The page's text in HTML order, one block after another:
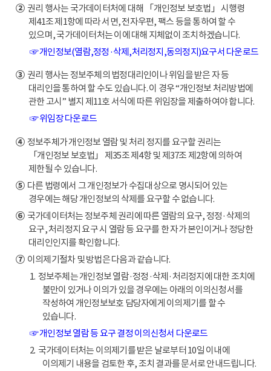
②권리 행사는 국가데이터처에 대해 「개인정보 보호법」 시행령
제41조 제1항에 따라 서면, 전자우편, 팩스 등을 통하여 할 수
있으며, 국가데이터처는 이에 대해 지체없이 조치하겠습니다.
☞ 개인정보(열람,정정·삭제,처리정지,동의정지)요구서 다운로드
③권리 행사는 정보주체의 법정대리인이나 위임을 받은 자 등
대리인을 통하여 할 수도 있습니다. 이 경우 “개인정보 처리방법에
관한 고시” 별지 제11호 서식에 따른 위임장을 제출하여야 합니다.
☞ 위임장 다운로드
④정보주체가 개인정보 열람 및 처리 정지를 요구할 권리는
「개인정보 보호법」 제35조 제4항 및 제37조 제2항에 의하여
제한될 수 있습니다.
⑤다른 법령에서 그 개인정보가 수집대상으로 명시되어 있는
경우에는 해당 개인정보의 삭제를 요구할 수 없습니다.
⑥국가데이터처는 정보주체 권리에 따른 열람의 요구, 정정·삭제의
요구, 처리정지 요구 시 열람 등 요구를 한 자가 본인이거나 정당한
대리인인지를 확인합니다.
⑦이의제기절차 및 방법은 다음과 같습니다.
1. 정보주체는 개인정보 열람·정정·삭제·처리정지에 대한 조치에
불만이 있거나 이의가 있을 경우에는 아래의 이의신청서를
작성하여 개인정보보호 담당자에게 이의제기를 할 수
있습니다.
☞ 개인정보 열람 등 요구 결정 이의신청서 다운로드
2. 국가데이터처는 이의제기를 받은 날로부터 10일 이내에
이의제기 내용을 검토한 후, 조치 결과를 문서로 안내드립니다.